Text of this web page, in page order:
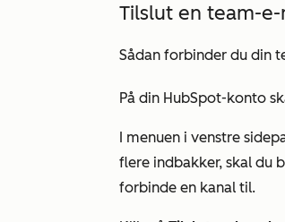
Tilslut en team-
Sådan forbinder du din
På din HubSpot-konto
I menuen i venstre
flere indbakker, skal du
forbinde en kanal til.